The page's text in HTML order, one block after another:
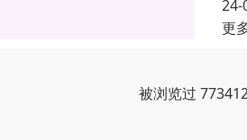
24-
更
被浏览过